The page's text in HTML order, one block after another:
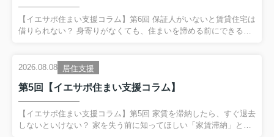
【イエサポ住まい支援コラム】第6回 保証人がいないと賃貸住宅は
借りられない？ 身寄りがなくても、住まいを諦める前にできるこ
は、 単なるお金の問題ではない場合があります。 失業や病気、生
活状況の変化など、 その背景に別の困りごとが隠れていることが
あります。 だからこそ、 家賃滞納を責めるだけではなく、 「住
まいを失うサイン」として早く気付くこと が大切だとお伝えしま
した。 今回は、住まい相談の現場で非常によく聞く、 「保証人が
いないと賃貸住宅は借りられないの？」 という疑問...
2026.08.08 居住支援
第5回【イエサポ住まい支援コラム】
【イエサポ住まい支援コラム】第5回 家賃を滞納したら、すぐ退去
しないといけない？ 家を失う前に知ってほしい「家賃滞納」とい